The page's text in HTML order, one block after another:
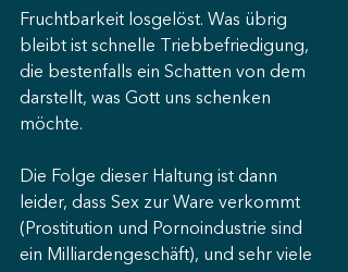
Fruchtbarkeit losgelöst. Was übrig
bleibt ist schnelle Triebbefriedigung,
die bestenfalls ein Schatten von dem
darstellt, was Gott uns schenken
möchte.
Die Folge dieser Haltung ist dann
leider, dass Sex zur Ware verkommt
(Prostitution und Pornoindustrie sind
ein Milliardengeschäft), und sehr viele